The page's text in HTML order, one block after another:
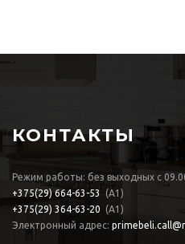
КОНТАКТЫ
Режим работы: без выходных с
+375(29)664-63-53
(А1)
+375(29) 364-63-20
(А1)
Электронный адрес: